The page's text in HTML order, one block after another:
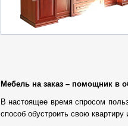
Мебель на заказ – помощник в
В настоящее время спросом
способ обустроить свою